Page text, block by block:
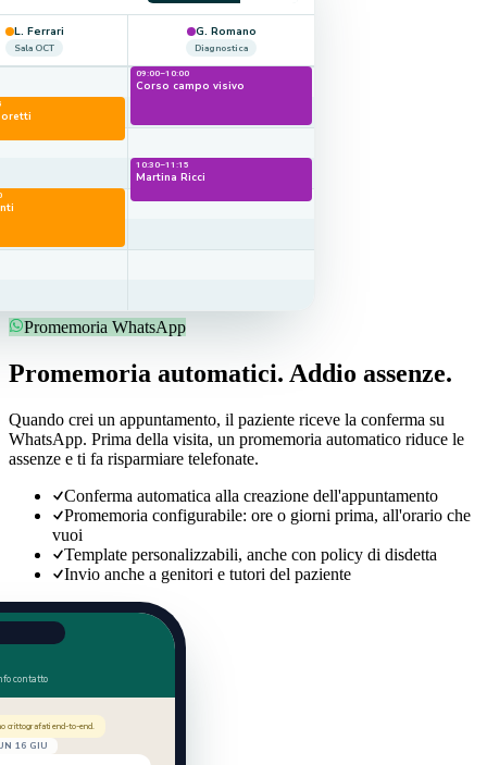
L. Ferrari
Sala OCT
G. Romano
Diagnostica
09:00–10:00
Corso campo visivo
10:30–11:15
Martina Ricci
Promemoria WhatsApp
Promemoria automatici. Addio assenze.
Quando crei un appuntamento, il paziente riceve la conferma su
WhatsApp. Prima della visita, un promemoria automatico riduce le
assenze e ti fa risparmiare telefonate.
Conferma automatica alla creazione dell'appuntamento
Promemoria configurabile: ore o giorni prima, all'orario che
vuoi
Template personalizzabili, anche con policy di disdetta
Invio anche a genitori e tutori del paziente
contatto
crittografati end-to-end.
16 GIU